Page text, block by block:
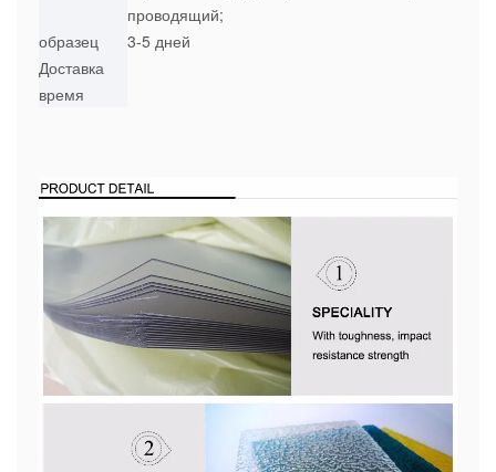
проводящий;
образец
Доставка
время
3-5 дней